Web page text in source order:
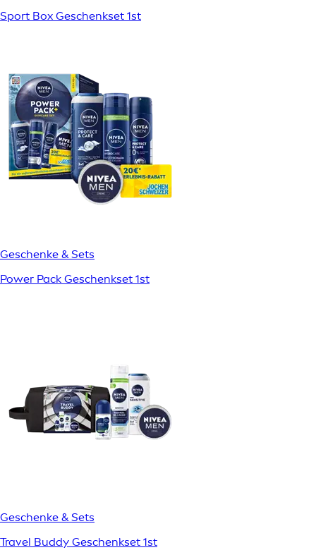
Sport Box Geschenkset 1st
Geschenke & Sets
Power Pack Geschenkset 1st
Geschenke & Sets
Travel Buddy Geschenkset 1st